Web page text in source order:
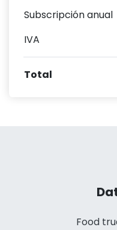
Subscripción anual
IVA
Total
Food